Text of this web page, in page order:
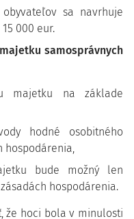
sa navrhuje
000 eur.
samosprávnych
majetku na základe
hodné osobitného
hospodárenia,
bude možný len
hospodárenia.
že hoci bola v minulosti